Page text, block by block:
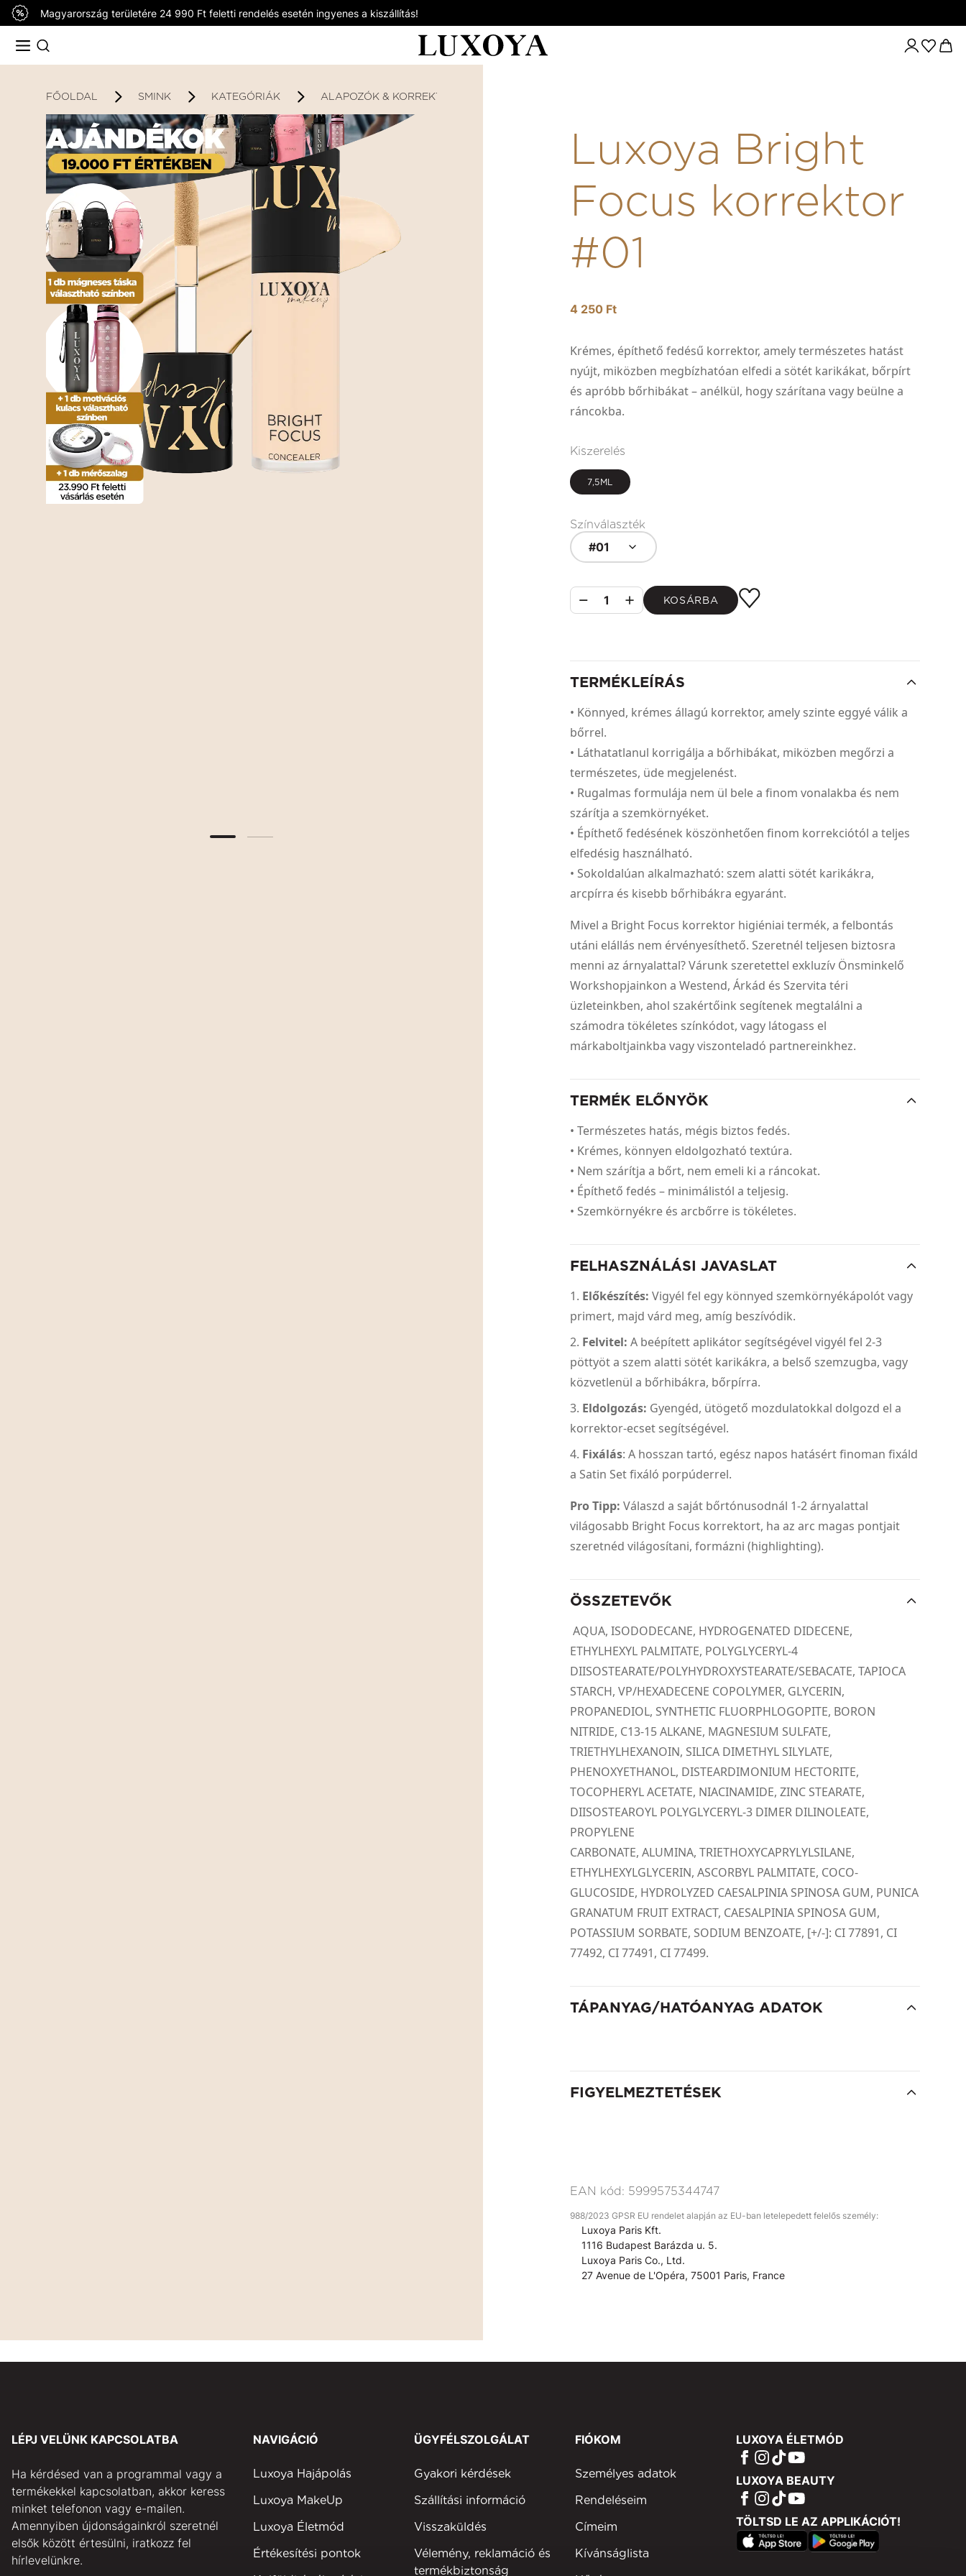
Magyarország területére 24 990 Ft feletti rendelés esetén ingyenes a kiszállítás!
FŐOLDAL SMINK KATEGÓRIÁK ALAPOZÓK & KORREKTOROK
Luxoya Bright
Focus korrektor
#01
4 250 Ft
Krémes, építhető fedésű korrektor, amely természetes hatást
nyújt, miközben megbízhatóan elfedi a sötét karikákat, bőrpírt
és apróbb bőrhibákat – anélkül, hogy szárítana vagy beülne a
ráncokba.
Kiszerelés
7,5ML
Színválaszték
#01
1 KOSÁRBA
TERMÉKLEÍRÁS
• Könnyed, krémes állagú korrektor, amely szinte eggyé válik a
bőrrel.
• Láthatatlanul korrigálja a bőrhibákat, miközben megőrzi a
természetes, üde megjelenést.
• Rugalmas formulája nem ül bele a finom vonalakba és nem
szárítja a szemkörnyéket.
• Építhető fedésének köszönhetően finom korrekciótól a teljes
elfedésig használható.
• Sokoldalúan alkalmazható: szem alatti sötét karikákra,
arcpírra és kisebb bőrhibákra egyaránt.
Mivel a Bright Focus korrektor higiéniai termék, a felbontás
utáni elállás nem érvényesíthető. Szeretnél teljesen biztosra
menni az árnyalattal? Várunk szeretettel exkluzív Önsminkelő
Workshopjainkon a Westend, Árkád és Szervita téri
üzleteinkben, ahol szakértőink segítenek megtalálni a
számodra tökéletes színkódot, vagy látogass el
márkaboltjainkba vagy viszonteladó partnereinkhez.
TERMÉK ELŐNYÖK
• Természetes hatás, mégis biztos fedés.
• Krémes, könnyen eldolgozható textúra.
• Nem szárítja a bőrt, nem emeli ki a ráncokat.
• Építhető fedés – minimálistól a teljesig.
• Szemkörnyékre és arcbőrre is tökéletes.
FELHASZNÁLÁSI JAVASLAT
Előkészítés: Vigyél fel egy könnyed szemkörnyékápolót vagy
primert, majd várd meg, amíg beszívódik.
Felvitel: A beépített aplikátor segítségével vigyél fel 2-3
pöttyöt a szem alatti sötét karikákra, a belső szemzugba, vagy
közvetlenül a bőrhibákra, bőrpírra.
Eldolgozás: Gyengéd, ütögető mozdulatokkal dolgozd el a
korrektor-ecset segítségével.
Fixálás: A hosszan tartó, egész napos hatásért finoman fixáld
a Satin Set fixáló porpúderrel.
Pro Tipp: Válaszd a saját bőrtónusodnál 1-2 árnyalattal
világosabb Bright Focus korrektort, ha az arc magas pontjait
szeretnéd világosítani, formázni (highlighting).
ÖSSZETEVŐK
AQUA, ISODODECANE, HYDROGENATED DIDECENE,
ETHYLHEXYL PALMITATE, POLYGLYCERYL-4
DIISOSTEARATE/POLYHYDROXYSTEARATE/SEBACATE, TAPIOCA
STARCH, VP/HEXADECENE COPOLYMER, GLYCERIN,
PROPANEDIOL, SYNTHETIC FLUORPHLOGOPITE, BORON
NITRIDE, C13-15 ALKANE, MAGNESIUM SULFATE,
TRIETHYLHEXANOIN, SILICA DIMETHYL SILYLATE,
PHENOXYETHANOL, DISTEARDIMONIUM HECTORITE,
TOCOPHERYL ACETATE, NIACINAMIDE, ZINC STEARATE,
DIISOSTEAROYL POLYGLYCERYL-3 DIMER DILINOLEATE,
PROPYLENE
CARBONATE, ALUMINA, TRIETHOXYCAPRYLYLSILANE,
ETHYLHEXYLGLYCERIN, ASCORBYL PALMITATE, COCO-
GLUCOSIDE, HYDROLYZED CAESALPINIA SPINOSA GUM, PUNICA
GRANATUM FRUIT EXTRACT, CAESALPINIA SPINOSA GUM,
POTASSIUM SORBATE, SODIUM BENZOATE, [+/-]: CI 77891, CI
77492, CI 77491, CI 77499.
TÁPANYAG/HATÓANYAG ADATOK
FIGYELMEZTETÉSEK
EAN kód: 5999575344747
988/2023 GPSR EU rendelet alapján az EU-ban letelepedett felelős személy:
Luxoya Paris Kft.
1116 Budapest Barázda u. 5.
Luxoya Paris Co., Ltd.
27 Avenue de L'Opéra, 75001 Paris, France
LÉPJ VELÜNK KAPCSOLATBA
Ha kérdésed van a programmal vagy a
termékekkel kapcsolatban, akkor keress
minket telefonon vagy e-mailen.
Amennyiben újdonságainkról szeretnél
elsők között értesülni, iratkozz fel
hírlevelünkre.
NAVIGÁCIÓ
Luxoya Hajápolás
Luxoya MakeUp
Luxoya Életmód
Értékesítési pontok
ÜGYFÉLSZOLGÁLAT
Gyakori kérdések
Szállítási információ
Visszaküldés
Vélemény, reklamáció és
termékbiztonság
FIÓKOM
Személyes adatok
Rendeléseim
Címeim
Kívánságlista
LUXOYA ÉLETMÓD
LUXOYA BEAUTY
TÖLTSD LE AZ APPLIKÁCIÓT!